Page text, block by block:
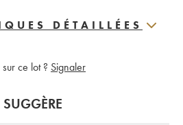
DÉTAILLÉES
ce lot ? Signaler